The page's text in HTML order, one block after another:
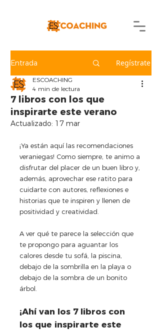
Entrada Regístrate
7 libros con los que
inspirarte este verano
ESCOACHING
4 min de lectura
Actualizado: 17 mar
¡Ya están aquí las recomendaciones
veraniegas! Como siempre, te animo a
disfrutar del placer de un buen libro y,
además, aprovechar ese ratito para
cuidarte con autores, reflexiones e
historias que te inspiren y llenen de
positividad y creatividad.
A ver qué te parece la selección que
te propongo para aguantar los
calores desde tu sofá, la piscina,
debajo de la sombrilla en la playa o
debajo de la sombra de un bonito
árbol.
¡Ahí van los 7 libros con
los que inspirarte este